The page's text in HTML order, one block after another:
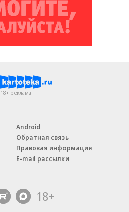
18+ реклама
Android
Обратная связь
Правовая информация
E-mail рассылки
18+